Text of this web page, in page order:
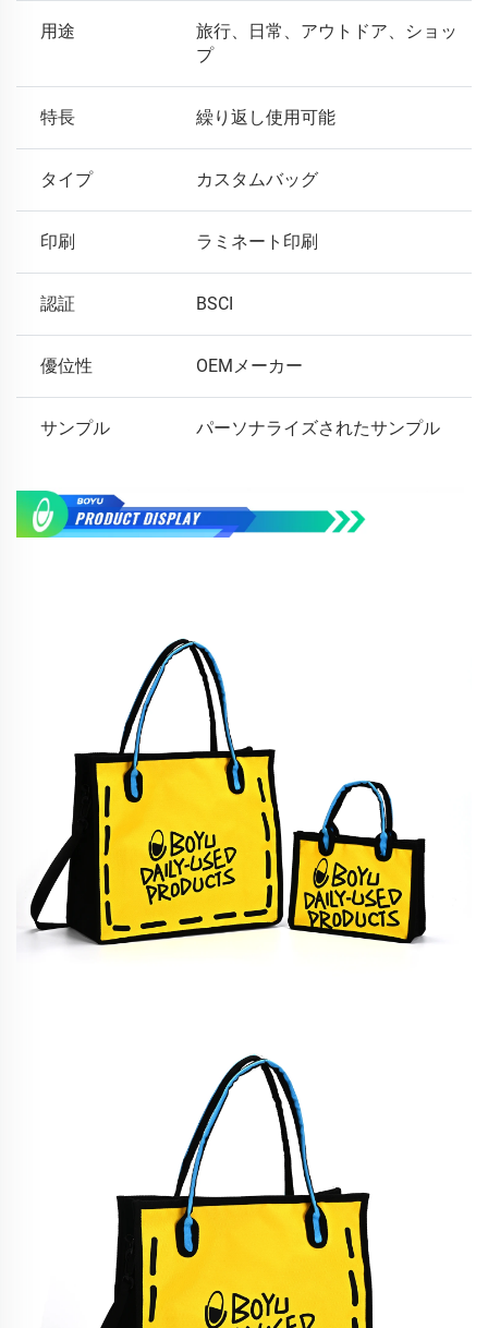
用途
旅行、日常、アウトドア、ショッ
プ
特長 繰り返し使用可能
タイプ カスタムバッグ
印刷 ラミネート印刷
認証 BSCI
優位性 OEMメーカー
サンプル パーソナライズされたサンプル